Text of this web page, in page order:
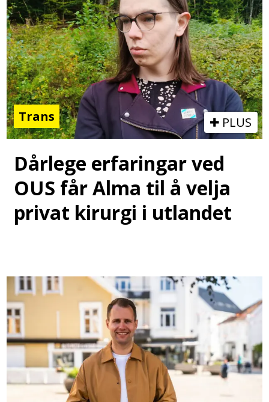
Trans PLUS
Dårlege erfaringar ved
OUS får Alma til å velja
privat kirurgi i utlandet